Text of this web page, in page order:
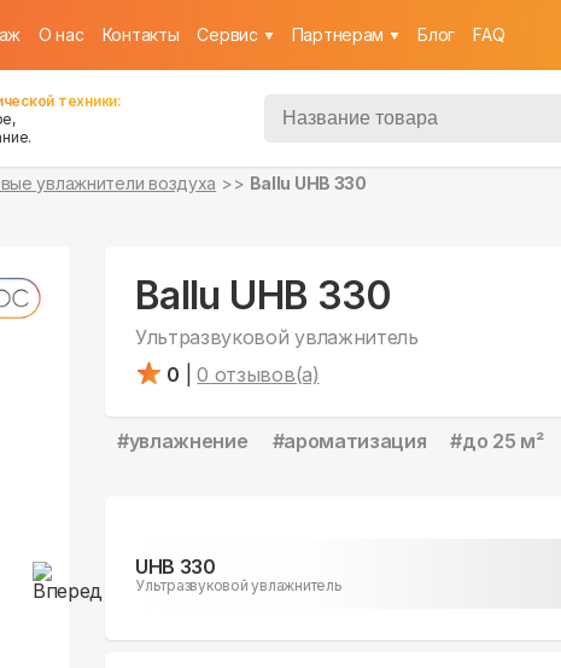
О нас Контакты Cервис Партнерам Блог FAQ
техники:
увлажнители воздуха Ballu UHB 330
Ballu UHB 330
Ультразвуковой увлажнитель
0
0 отзывов(а)
#увлажнение #ароматизация #до 25 м²
UHB 330
Ультразвуковой увлажнитель